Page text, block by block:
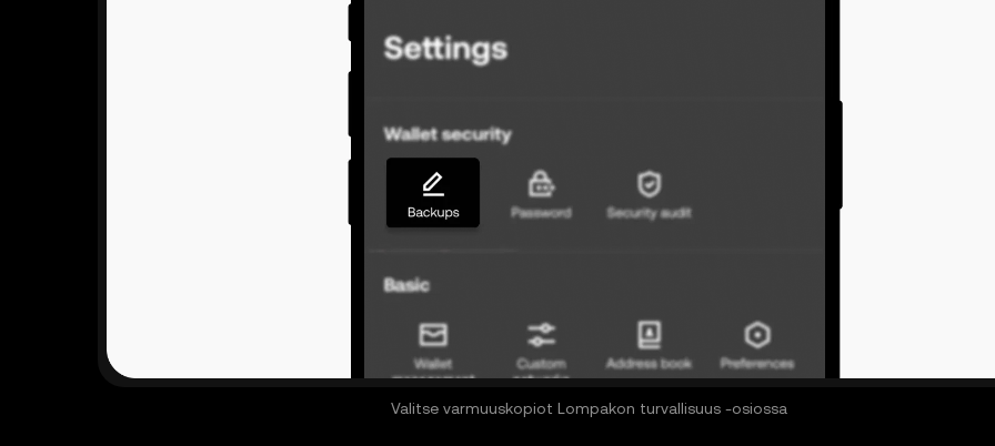
Valitse varmuuskopiot Lompakon turvallisuus -osiossa